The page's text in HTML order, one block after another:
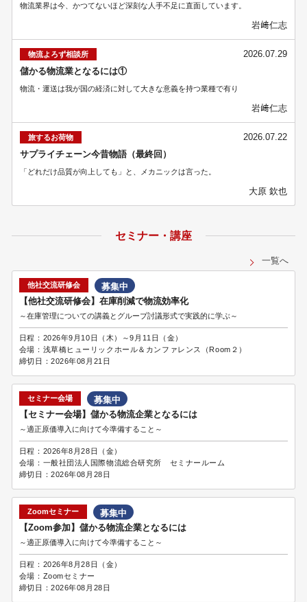
物流業界は今、かつてないほど深刻な人手不足に直面しています。
岩﨑仁志
物流よろず相談所
2026.07.29
儲かる物流業となるには①
物流・運送は我が国の経済に対して大きな意義を持つ業種で有り
岩﨑仁志
旅するお荷物
2026.07.22
サプライチェーン今昔物語（最終回）
「どれだけ品質が向上しても」と、メカニックは言った。
大原 欽也
セミナー・講座
一覧へ
他社交流研修会
募集中
【他社交流研修会】在庫削減で物流効率化
～在庫管理についての講義とグループ討議形式で実践的に学ぶ～
日程： 2026年9月10日（木）～9月11日（金）
会場： 浅草橋ヒューリックホール＆カンファレンス（Room２）
締切日：2026年08月21日
セミナー会場
募集中
【セミナー会場】儲かる物流企業となるには
～適正原価導入に向けて今準備すること～
日程： 2026年8月28日（金）
会場： 一般社団法人国際物流総合研究所 セミナールーム
締切日：2026年08月28日
Zoomセミナー
募集中
【Zoom参加】儲かる物流企業となるには
～適正原価導入に向けて今準備すること～
日程： 2026年8月28日（金）
会場： Zoomセミナー
締切日：2026年08月28日